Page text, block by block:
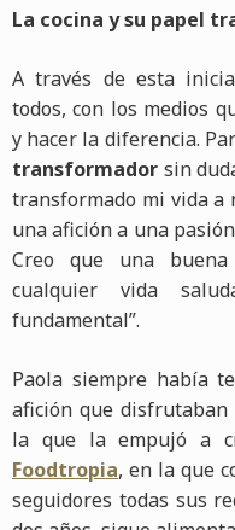
La cocina y su papel
A través de esta
todos, con los medios
y hacer la diferencia.
transformador sin
transformado mi vida a
una afición a una
Creo que una
cualquier vida
fundamental”.
Paola siempre había
afición que
la que la empujó a
Foodtropia, en la que
seguidores todas sus